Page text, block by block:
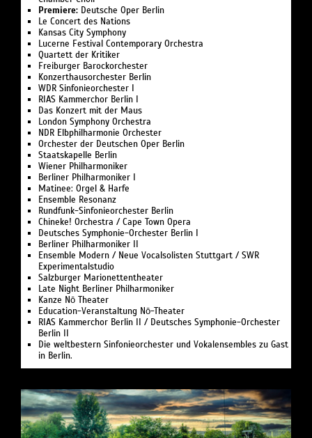
Premiere: Deutsche Oper Berlin
Le Concert des Nations
Kansas City Symphony
Lucerne Festival Contemporary Orchestra
Quartett der Kritiker
Freiburger Barockorchester
Konzerthausorchester Berlin
WDR Sinfonieorchester I
RIAS Kammerchor Berlin I
Das Konzert mit der Maus
London Symphony Orchestra
NDR Elbphilharmonie Orchester
Orchester der Deutschen Oper Berlin
Staatskapelle Berlin
Wiener Philharmoniker
Berliner Philharmoniker I
Matinee: Orgel & Harfe
Ensemble Resonanz
Rundfunk-Sinfonieorchester Berlin
Chineke! Orchestra / Cape Town Opera
Deutsches Symphonie-Orchester Berlin I
Berliner Philharmoniker II
Ensemble Modern / Neue Vocalsolisten Stuttgart / SWR
Experimentalstudio
Salzburger Marionettentheater
Late Night Berliner Philharmoniker
Kanze Nō Theater
Education-Veranstaltung Nō-Theater
RIAS Kammerchor Berlin II / Deutsches Symphonie-Orchester
Berlin II
Die weltbestern Sinfonieorchester und Vokalensembles zu Gast
in Berlin.